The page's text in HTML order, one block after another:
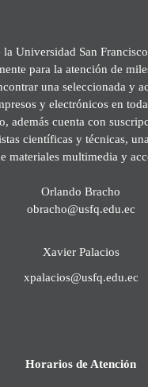
Universidad San
para la atención de
una seleccionada y
y electrónicos en
además cuenta con
científicas y técnicas,
materiales multimedia y
Orlando Bracho
obracho@usfq.edu.ec
Xavier Palacios
xpalacios@usfq.edu.ec
Horarios de Atención